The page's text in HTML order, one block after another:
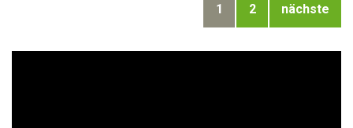
1 2 nächste